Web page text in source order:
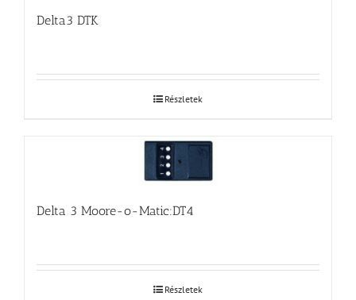
Delta3 DTK
Részletek
Delta 3 Moore-o-Matic:DT4
Részletek